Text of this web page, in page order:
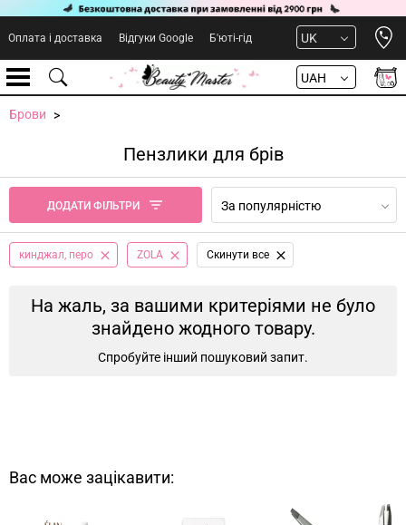
Оплата і доставка Відгуки Google Б'юті-гід UK
UAH
Брови
Пензлики для брів
ДОДАТИ ФІЛЬТРИ За популярністю
кинджал, перо ZOLA Cкинути все
На жаль, за вашими критеріями не було
знайдено жодного товару.
Спробуйте інший пошуковий запит.
Вас може зацікавити: